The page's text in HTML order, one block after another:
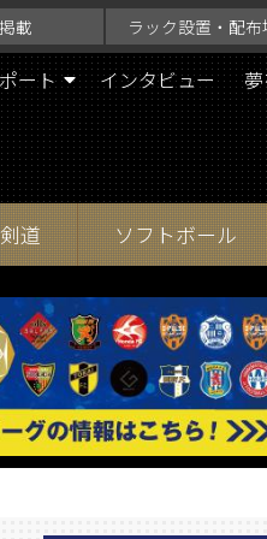
載 ラック設置・配布
ート インタビュー
剣道 ソフトボール